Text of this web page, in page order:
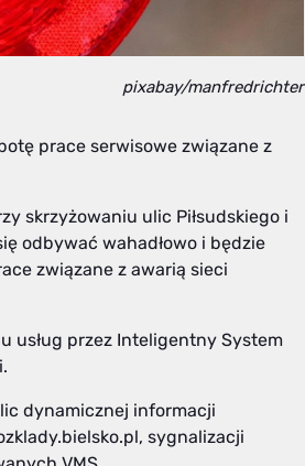
pixabay/manfredrichter
prace serwisowe związane z
skrzyżowaniu ulic Piłsudskiego i
odbywać wahadłowo i będzie
związane z awarią sieci
usług przez Inteligentny System
dynamicznej informacji
sygnalizacji